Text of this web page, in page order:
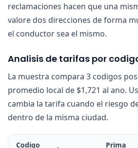
reclamaciones hacen que una
valore dos direcciones de forma
el conductor sea el mismo.
Analisis de tarifas por
La muestra compara 3 codigos
promedio local de $1,721 al ano.
cambia la tarifa cuando el riesgo
dentro de la misma ciudad.
Codigo Prima